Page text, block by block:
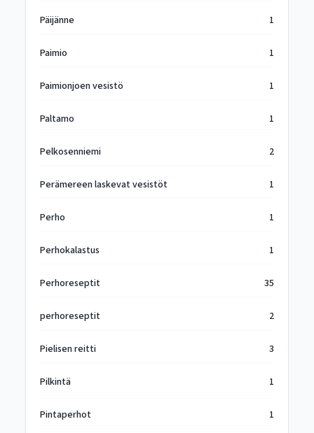
Päijänne 1
Paimio 1
Paimionjoen vesistö 1
Paltamo 1
Pelkosenniemi 2
Perämereen laskevat vesistöt 1
Perho 1
Perhokalastus 1
Perhoreseptit 35
perhoreseptit 2
Pielisen reitti 3
Pilkintä 1
Pintaperhot 1